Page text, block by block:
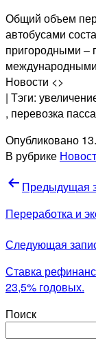
Общий объем
автобусами
пригородными –
Новости <>
| Тэги:
, перевозка
Опубликовано
В рубрике
Навигация
по
Предыдущая
Переработка и
Следующая
Ставка
23,5% годовых.
Поиск